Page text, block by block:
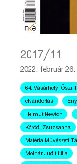
2017╱11
2022. február 26.
64. Vásárhelyi Őszi
elvándorlás
Helmut Newton
Kóródi Zsuzsanna
Matéria Művészeti
Molnár Judit Lilla